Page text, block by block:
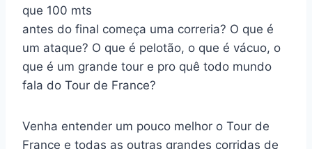
que 100 mts
antes do final começa uma correria? O que é
um ataque? O que é pelotão, o que é vácuo, o
que é um grande tour e pro quê todo mundo
fala do Tour de France?
Venha entender um pouco melhor o Tour de
France e todas as outras grandes corridas de